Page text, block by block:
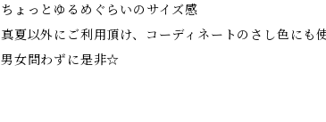
ちょっとゆるめぐらいのサイズ感
真夏以外にご利用頂け、コーディネートのさし色にも
男女問わずに是非☆